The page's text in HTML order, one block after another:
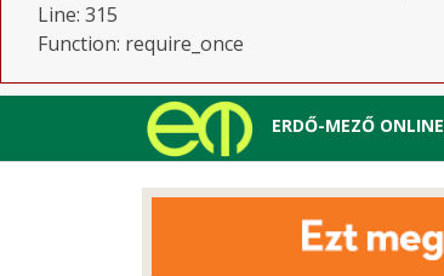
Line: 315
Function: require_once
ERDŐ-MEZŐ ONLINE